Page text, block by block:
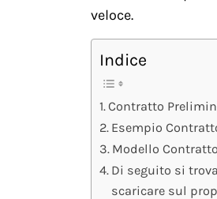
veloce.
Indice
Contratto
Esempio
Modello
Di seguito si
scaricare sul